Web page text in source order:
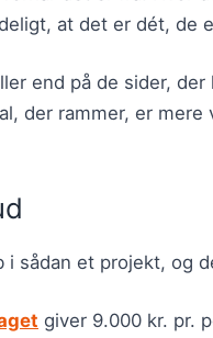
at det er dét, de
end på de sider,
der rammer, er
sådan et projekt, og
giver 9.000 kr. pr.